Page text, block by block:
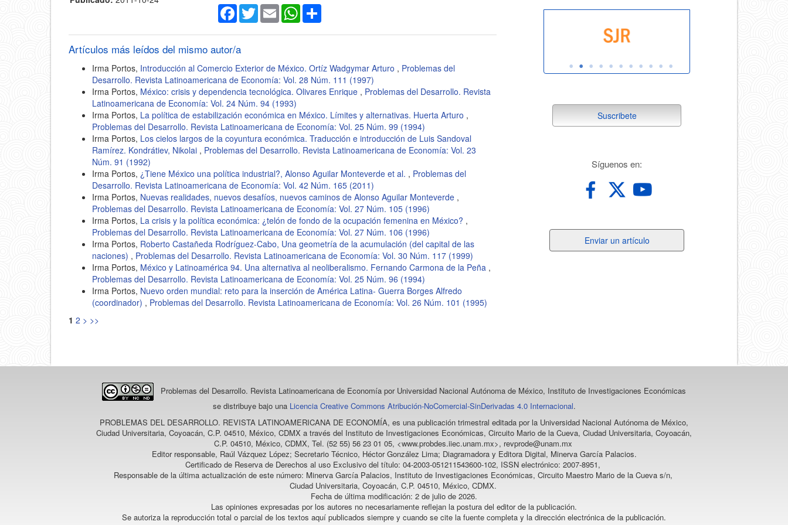
Facebook
TwitterEmail WhatsApp
Artículos más leídos del mismo autor/a
Irma Portos, Introducción al Comercio Exterior de México. Ortíz Wadgymar Arturo , Problemas del
Desarrollo. Revista Latinoamericana de Economía: Vol. 28 Núm. 111 (1997)
Irma Portos, México: crisis y dependencia tecnológica. Olivares Enrique , Problemas del Desarrollo. Revista
Latinoamericana de Economía: Vol. 24 Núm. 94 (1993)
Irma Portos, La política de estabilización económica en México. Límites y alternativas. Huerta Arturo ,
Problemas del Desarrollo. Revista Latinoamericana de Economía: Vol. 25 Núm. 99 (1994)
Irma Portos, Los cielos largos de la coyuntura económica. Traducción e introducción de Luis Sandoval
Ramírez. Kondrátiev, Nikolai , Problemas del Desarrollo. Revista Latinoamericana de Economía: Vol. 23
Núm. 91 (1992)
Irma Portos, ¿Tiene México una política industrial?, Alonso Aguilar Monteverde et al. , Problemas del
Desarrollo. Revista Latinoamericana de Economía: Vol. 42 Núm. 165 (2011)
Irma Portos, Nuevas realidades, nuevos desafíos, nuevos caminos de Alonso Aguilar Monteverde ,
Problemas del Desarrollo. Revista Latinoamericana de Economía: Vol. 27 Núm. 105 (1996)
Irma Portos, La crisis y la política económica: ¿telón de fondo de la ocupación femenina en México? ,
Problemas del Desarrollo. Revista Latinoamericana de Economía: Vol. 27 Núm. 106 (1996)
Irma Portos, Roberto Castañeda Rodríguez-Cabo, Una geometría de la acumulación (del capital de las
naciones) , Problemas del Desarrollo. Revista Latinoamericana de Economía: Vol. 30 Núm. 117 (1999)
Irma Portos, México y Latinoamérica 94. Una alternativa al neoliberalismo. Fernando Carmona de la Peña ,
Problemas del Desarrollo. Revista Latinoamericana de Economía: Vol. 25 Núm. 96 (1994)
Irma Portos, Nuevo orden mundial: reto para la inserción de América Latina- Guerra Borges Alfredo
(coordinador) , Problemas del Desarrollo. Revista Latinoamericana de Economía: Vol. 26 Núm. 101 (1995)
1 2 > >>
suscribete
Suscribete
Síguenos en:
un
Enviar un artículo
Problemas del Desarrollo. Revista Latinoamericana de Economía por Universidad Nacional Autónoma de México, Instituto de Investigaciones Económicas
se distribuye bajo una Licencia Creative Commons Atribución-NoComercial-SinDerivadas 4.0 Internacional.
PROBLEMAS DEL DESARROLLO. REVISTA LATINOAMERICANA DE ECONOMÍA, es una publicación trimestral editada por la Universidad Nacional Autónoma de México,
Ciudad Universitaria, Coyoacán, C.P. 04510, México, CDMX a través del Instituto de Investigaciones Económicas, Circuito Mario de la Cueva, Ciudad Universitaria, Coyoacán,
C.P. 04510, México, CDMX, Tel. (52 55) 56 23 01 05, <www.probdes.iiec.unam.mx>, revprode@unam.mx
Editor responsable, Raúl Vázquez López; Secretario Técnico, Héctor González Lima; Diagramadora y Editora Digital, Minerva García Palacios.
Certificado de Reserva de Derechos al uso Exclusivo del título: 04-2003-051211543600-102, ISSN electrónico: 2007-8951,
Responsable de la última actualización de este número: Minerva García Palacios, Instituto de Investigaciones Económicas, Circuito Maestro Mario de la Cueva s/n,
Ciudad Universitaria, Coyoacán, C.P. 04510, México, CDMX.
Fecha de última modificación: 2 de julio de 2026.
Las opiniones expresadas por los autores no necesariamente reflejan la postura del editor de la publicación.
Se autoriza la reproducción total o parcial de los textos aquí publicados siempre y cuando se cite la fuente completa y la dirección electrónica de la publicación.